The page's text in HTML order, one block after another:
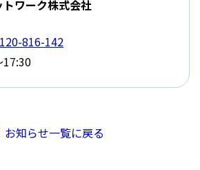
ワーク株式会社
816-142
17:30
お知らせ一覧に戻る